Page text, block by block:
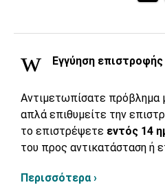
Εγγύηση
Αντιμετωπίσατε πρόβλημα
απλά επιθυμείτε την
το επιστρέψετε εντός 14
του προς αντικατάσταση ή
Περισσότερα ›